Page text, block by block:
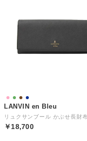
LANVIN en Bleu
￥18,700